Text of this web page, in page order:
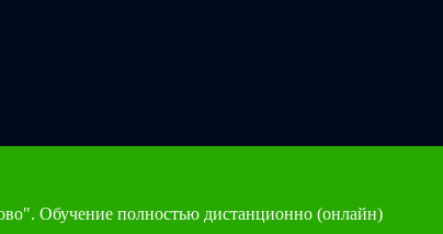
Обучение полностью дистанционно (онлайн)